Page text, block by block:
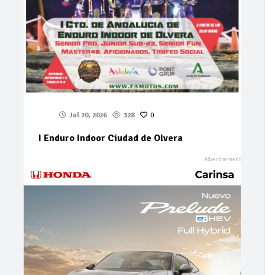
Jul 20, 2026 328 0
I Enduro Indoor Ciudad de Olvera